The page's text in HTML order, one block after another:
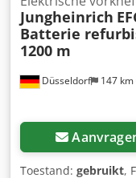
Düsseldorf 147 km
Jungheinrich
Batterie
1200 m
Toestand: gebruikt,